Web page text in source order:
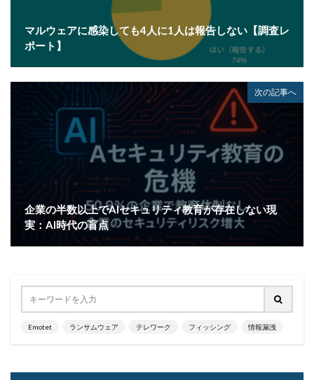
マルウェアに感染しても4人に1人は報告しない【調査レ
ポート】
次の記事へ
企業の半数以上でAIセキュリティ教育が存在しない現
実：AI時代の盲点
Emotet ランサムウェア テレワーク フィッシング 情報漏洩